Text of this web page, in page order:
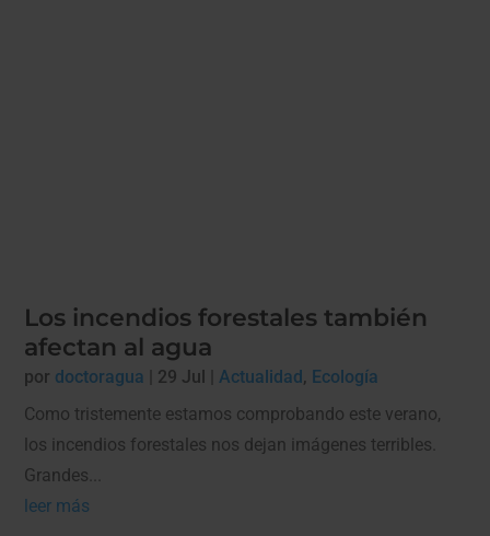
Los incendios forestales también
afectan al agua
por doctoragua 29 Jul |Actualidad , Ecología
Como tristemente estamos comprobando este verano,
los incendios forestales nos dejan imágenes terribles.
Grandes...
leer más